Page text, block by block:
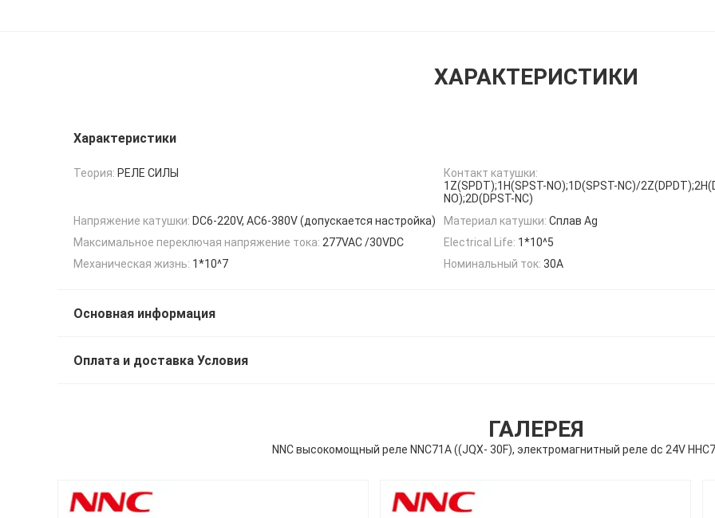
ХАРАКТЕРИСТИКИ
Характеристики
Теория: РЕЛЕ СИЛЫ
Контакт катушки:
1Z(SPDT);1H(SPST-NO);1D(SPST-NC)/
NO);2D(DPST-NC)
Напряжение катушки: DC6-220V, AC6-380V (допускается настройка) Материал катушки: Сплав Ag
Максимальное переключая напряжение тока: 277VAC /30VDC Electrical Life: 1*10^5
Механическая жизнь: 1*10^7 Номинальный ток: 30А
Основная информация
Оплата и доставка Условия
ГАЛЕРЕЯ
NNC высокомощный реле NNC71A ((JQX- 30F), электромагнитный реле dc 24V